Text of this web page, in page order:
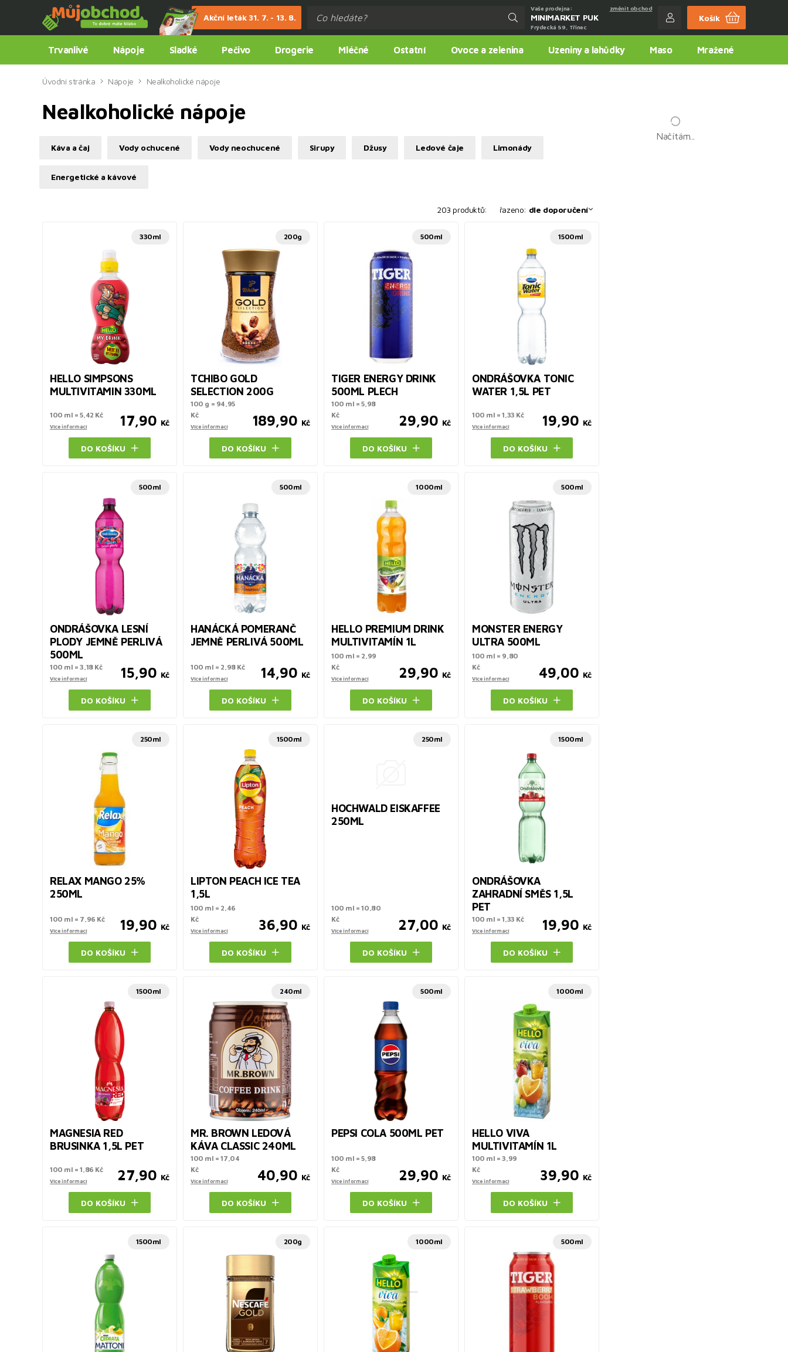
Akční leták 31. 7. - 13. 8.
Vaše prodejna: změnit obchod
MINIMARKET PUK
Frýdecká 59, Třinec
Košík
Trvanlivé Nápoje Sladké Pečivo Drogerie Mléčné Ostatní Ovoce a zelenina Uzeniny a lahůdky Maso Mražené
Úvodní stránka Nápoje Nealkoholické nápoje
Nealkoholické nápoje
Káva a čaj Vody ochucené Vody neochucené Sirupy Džusy Ledové čaje Limonády
Energetické a kávové
203 produktů: řazeno: dle doporučení
330ml
HELLO SIMPSONS
MULTIVITAMIN 330ML
100 ml = 5,42 Kč
Více informací 17,90 Kč
DO KOŠÍKU
200g
TCHIBO GOLD
SELECTION 200G
100 g = 94,95
Kč
Více informací 189,90 Kč
DO KOŠÍKU
500ml
TIGER ENERGY DRINK
500ML PLECH
100 ml = 5,98
Kč
Více informací 29,90 Kč
DO KOŠÍKU
1500ml
ONDRÁŠOVKA TONIC
WATER 1,5L PET
100 ml = 1,33 Kč
Více informací 19,90 Kč
DO KOŠÍKU
500ml
ONDRÁŠOVKA LESNÍ
PLODY JEMNĚ PERLIVÁ
500ML
100 ml = 3,18 Kč
Více informací 15,90 Kč
DO KOŠÍKU
500ml
HANÁCKÁ POMERANČ
JEMNĚ PERLIVÁ 500ML
100 ml = 2,98 Kč
Více informací 14,90 Kč
DO KOŠÍKU
1000ml
HELLO PREMIUM DRINK
MULTIVITAMÍN 1L
100 ml = 2,99
Kč
Více informací 29,90 Kč
DO KOŠÍKU
500ml
MONSTER ENERGY
ULTRA 500ML
100 ml = 9,80
Kč
Více informací 49,00 Kč
DO KOŠÍKU
250ml
RELAX MANGO 25%
250ML
100 ml = 7,96 Kč
Více informací 19,90 Kč
DO KOŠÍKU
1500ml
LIPTON PEACH ICE TEA
1,5L
100 ml = 2,46
Kč
Více informací 36,90 Kč
DO KOŠÍKU
250ml
HOCHWALD EISKAFFEE
250ML
100 ml = 10,80
Kč
Více informací 27,00 Kč
DO KOŠÍKU
1500ml
ONDRÁŠOVKA
ZAHRADNÍ SMĚS 1,5L
PET
100 ml = 1,33 Kč
Více informací 19,90 Kč
DO KOŠÍKU
1500ml
MAGNESIA RED
BRUSINKA 1,5L PET
100 ml = 1,86 Kč
Více informací 27,90 Kč
DO KOŠÍKU
240ml
MR. BROWN LEDOVÁ
KÁVA CLASSIC 240ML
100 ml = 17,04
Kč
Více informací 40,90 Kč
DO KOŠÍKU
500ml
PEPSI COLA 500ML PET
100 ml = 5,98
Kč
Více informací 29,90 Kč
DO KOŠÍKU
1000ml
HELLO VIVA
MULTIVITAMÍN 1L
100 ml = 3,99
Kč
Více informací 39,90 Kč
DO KOŠÍKU
1500ml 200g 1000ml 500ml
Načítám...